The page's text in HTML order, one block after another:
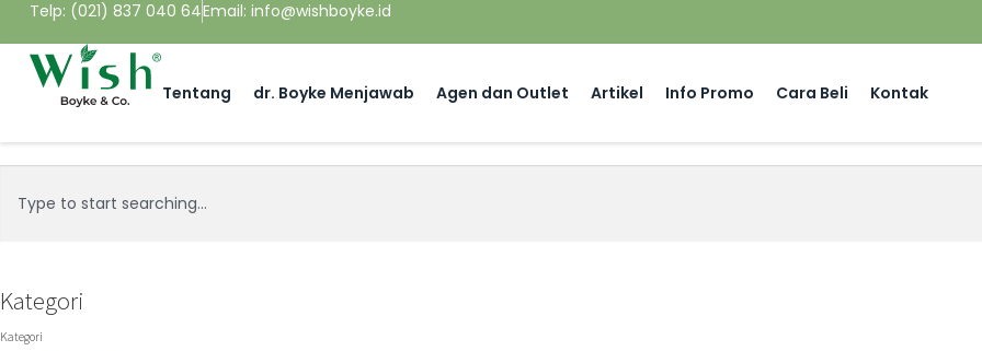
Telp: (021) 837 040 64Email: info@wishboyke.id
Tentang dr. Boyke Menjawab Agen dan Outlet Artikel Info Promo Cara Beli Kontak
Kategori
Kategori